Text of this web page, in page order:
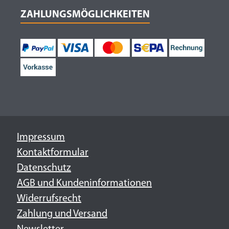
ZAHLUNGSMÖGLICHKEITEN
Impressum
Kontaktformular
Datenschutz
AGB und Kundeninformationen
Widerrufsrecht
Zahlung und Versand